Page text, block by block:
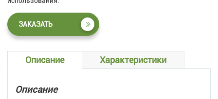
ЗАКАЗАТЬ
Описание Характеристики
Описание